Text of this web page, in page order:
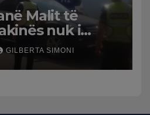
Malit të
nuk i
dhe doli nga
7 persona,
të rëndë te
GILBERTA SIMONI